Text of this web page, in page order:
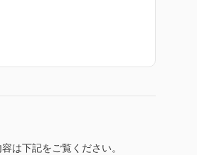
は下記をご覧ください。